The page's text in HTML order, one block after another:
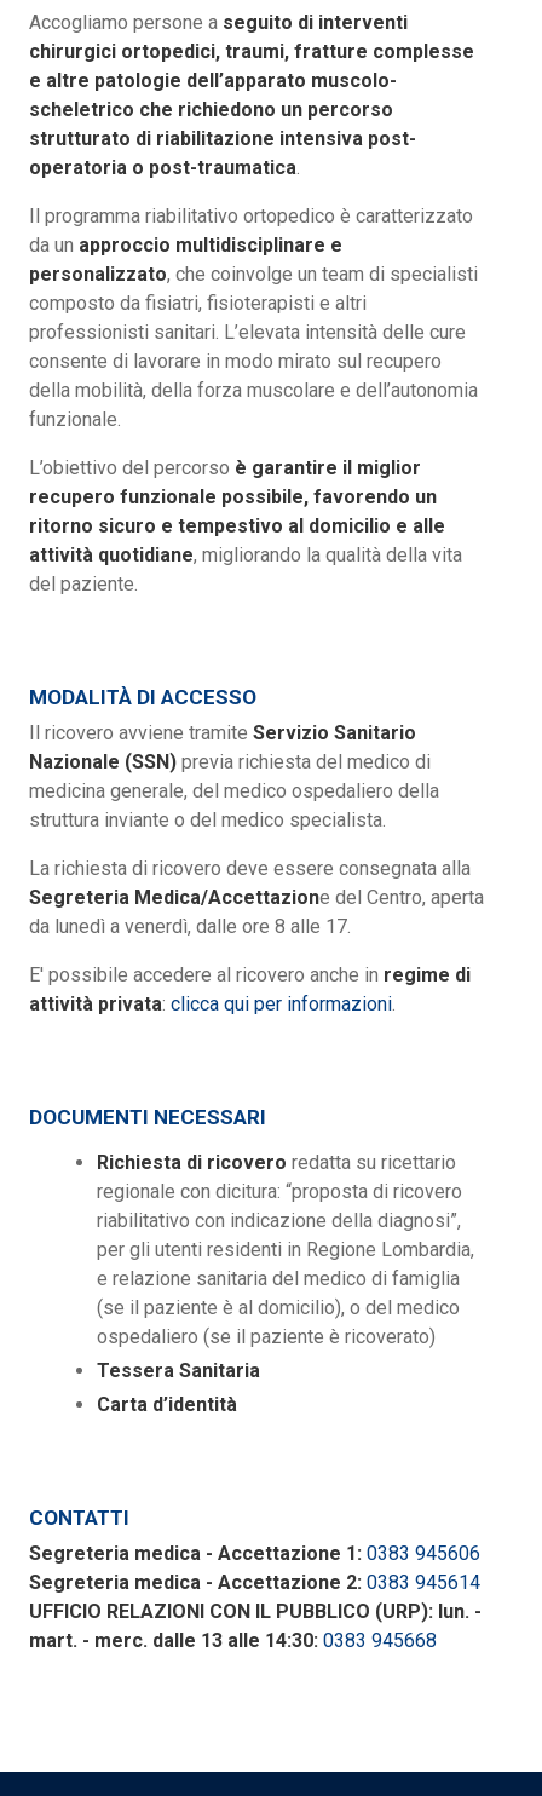
Accogliamo persone a seguito di interventi
chirurgici ortopedici, traumi, fratture complesse
e altre patologie dell’apparato muscolo-
scheletrico che richiedono un percorso
strutturato di riabilitazione intensiva post-
operatoria o post-traumatica
Il programma riabilitativo ortopedico è caratterizzato
da un approccio multidisciplinare e
personalizzato, che coinvolge un team di specialisti
composto da fisiatri, fisioterapisti e altri
professionisti sanitari. L’elevata intensità delle cure
consente di lavorare in modo mirato sul recupero
della mobilità, della forza muscolare e dell’autonomia
funzionale.
L’obiettivo del percorso è garantire il miglior
recupero funzionale possibile, favorendo un
ritorno sicuro e tempestivo al domicilio e alle
attività quotidiane, migliorando la qualità della vita
del paziente.
MODALITÀ DI ACCESSO
Il ricovero avviene tramite Servizio Sanitario
Nazionale (SSN) previa richiesta del medico di
medicina generale, del medico ospedaliero della
struttura inviante o del medico specialista.
La richiesta di ricovero deve essere consegnata alla
Segreteria Medica/Accettazione del Centro, aperta
da lunedì a venerdì, dalle ore 8 alle 17.
E' possibile accedere al ricovero anche in regime di
attività privata: clicca qui per informazioni
DOCUMENTI NECESSARI
Richiesta di ricovero redatta su ricettario
regionale con dicitura: “proposta di ricovero
riabilitativo con indicazione della diagnosi”,
per gli utenti residenti in Regione Lombardia,
e relazione sanitaria del medico di famiglia
(se il paziente è al domicilio), o del medico
ospedaliero (se il paziente è ricoverato)
Tessera Sanitaria
Carta d’identità
CONTATTI
Segreteria medica - Accettazione 1: 0383 945606
Segreteria medica - Accettazione 2: 0383 945614
UFFICIO RELAZIONI CON IL PUBBLICO (URP): lun. -
mart. - merc. dalle 13 alle 14:30: 0383 945668